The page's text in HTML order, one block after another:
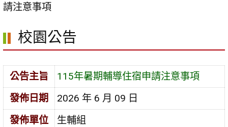
內
區
請注意事項
校園公告
公告主旨
115年暑期輔導住宿申請注意事項
發佈日期
2026 年 6 月 09 日
發佈單位
生輔組